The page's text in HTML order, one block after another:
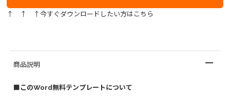
↑ ↑ ↑今すぐダウンロードしたい方はこちら
商品説明
■このWord無料テンプレートについて